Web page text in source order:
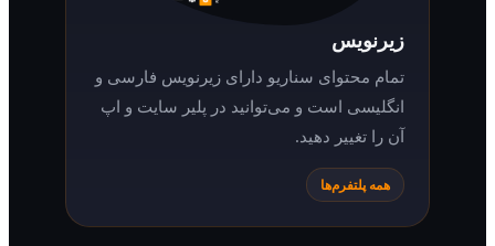
تمام محتوای سناریو دارای زیرنویس فارسی و
انگلیسی است و می‌توانید در پلیر سایت و اپ
آن را تغییر دهید.
همه پلتفرم‌ها